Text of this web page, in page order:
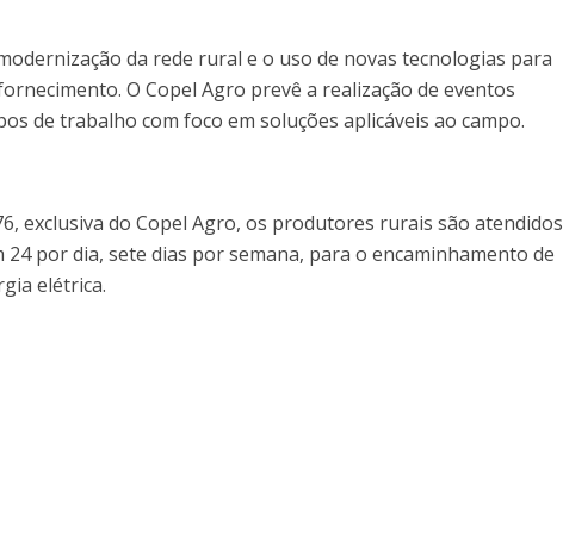
da rede rural e o uso de novas tecnologias para
O Copel Agro prevê a realização de eventos
de trabalho com foco em soluções aplicáveis ao campo.
exclusiva do Copel Agro, os produtores rurais são atendidos
por dia, sete dias por semana, para o encaminhamento de
elétrica.